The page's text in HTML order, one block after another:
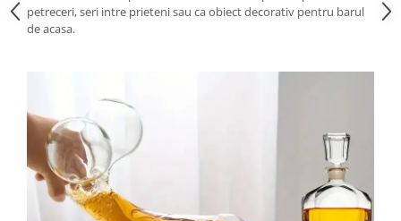
petreceri, seri intre prieteni sau ca obiect decorativ pentru barul
de acasa.